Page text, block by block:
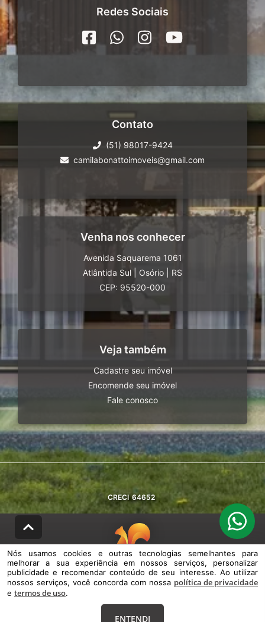
Redes Sociais
Contato
(51) 98017-9424
camilabonattoimoveis@gmail.com
Venha nos conhecer
Avenida Saquarema 1061
Atlântida Sul
Osório
RS
CEP: 95520-000
Veja também
Cadastre seu imóvel
Encomende seu imóvel
Fale conosco
CRECI 64652
© DESENVOLVIDO PELAAGIL.NET
Nós usamos cookies e outras tecnologias semelhantes para melhorar a
sua experiência em nossos serviços, personalizar publicidade e
Nós usamos cookies e outras tecnologias semelhantes para
melhorar a sua experiência em nossos serviços, personalizar
publicidade e recomendar conteúdo de seu interesse. Ao utilizar
nossos serviços, você concorda com nossa política de privacidade
e termos de uso.
ENTENDI